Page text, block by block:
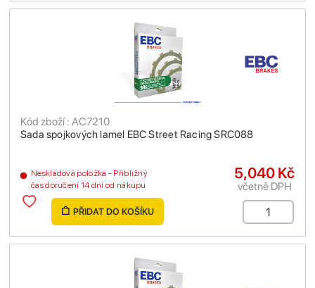
Sada spojkových lamel EBC Street Racing SRC088
Kód zboží : AC7210
Neskladová položka - Přibližný
čas doručení 14 dní od nákupu
5,040 Kč
včetně DPH
PŘIDAT DO KOŠÍKU